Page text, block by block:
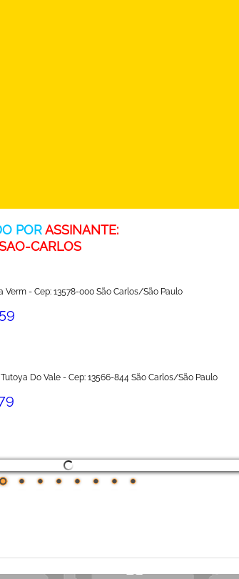
PORASSINANTE:
CARLOS
Verm - Cep: 13578-000 São Carlos/São Paulo
Do Vale - Cep: 13566-844 São Carlos/São Paulo